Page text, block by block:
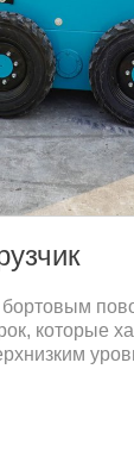
которые